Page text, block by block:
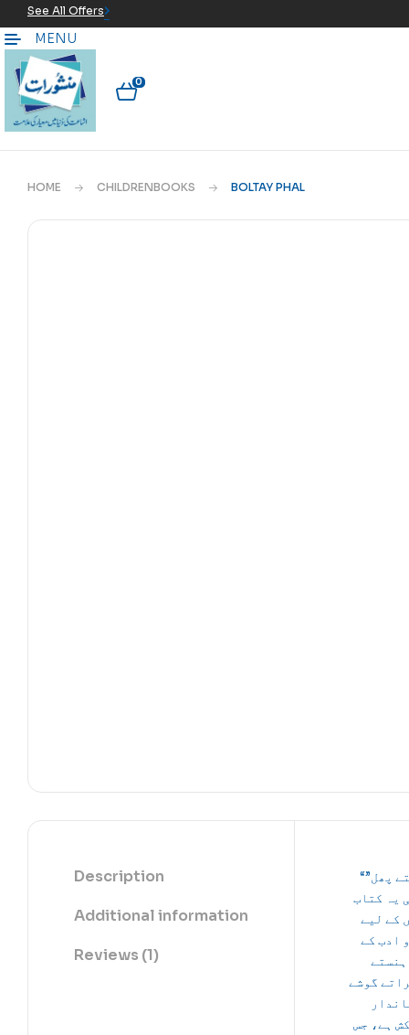
See All Offers
MENU
0
HOME CHILDRENBOOKS BOLTAY PHAL
Description
Additional information
Reviews (1)
“بولتے پھل”
یہ کتاب
کے لیے
ادب کے
گوشے
ہے، جس